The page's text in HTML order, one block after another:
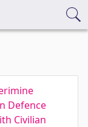
Defence
Civilian